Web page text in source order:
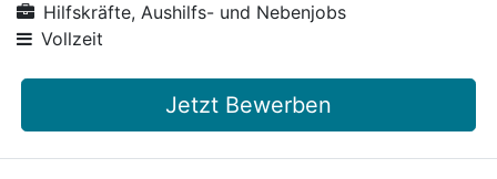
Hilfskräfte, Aushilfs- und Nebenjobs
Vollzeit
Jetzt Bewerben